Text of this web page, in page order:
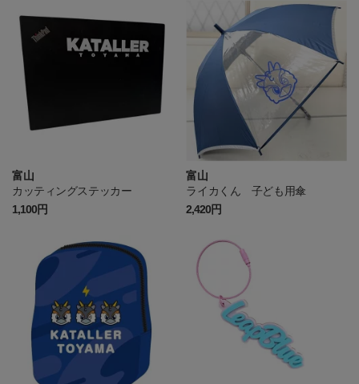
富山
カッティングステッカー
1,100円
富山
ライカくん 子ども用傘
2,420円